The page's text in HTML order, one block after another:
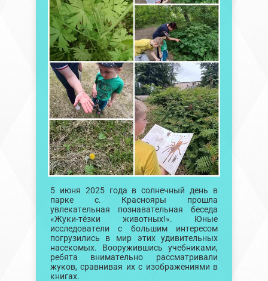
5 июня 2025 года в солнечный день в
парке с. Краснояры прошла
увлекательная познавательная беседа
«Жуки-тёзки животных!». Юные
исследователи с большим интересом
погрузились в мир этих удивительных
насекомых. Вооружившись учебниками,
ребята внимательно рассматривали
жуков, сравнивая их с изображениями в
книгах.